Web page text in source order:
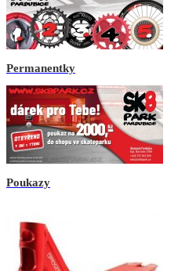
Permanentky
Poukazy